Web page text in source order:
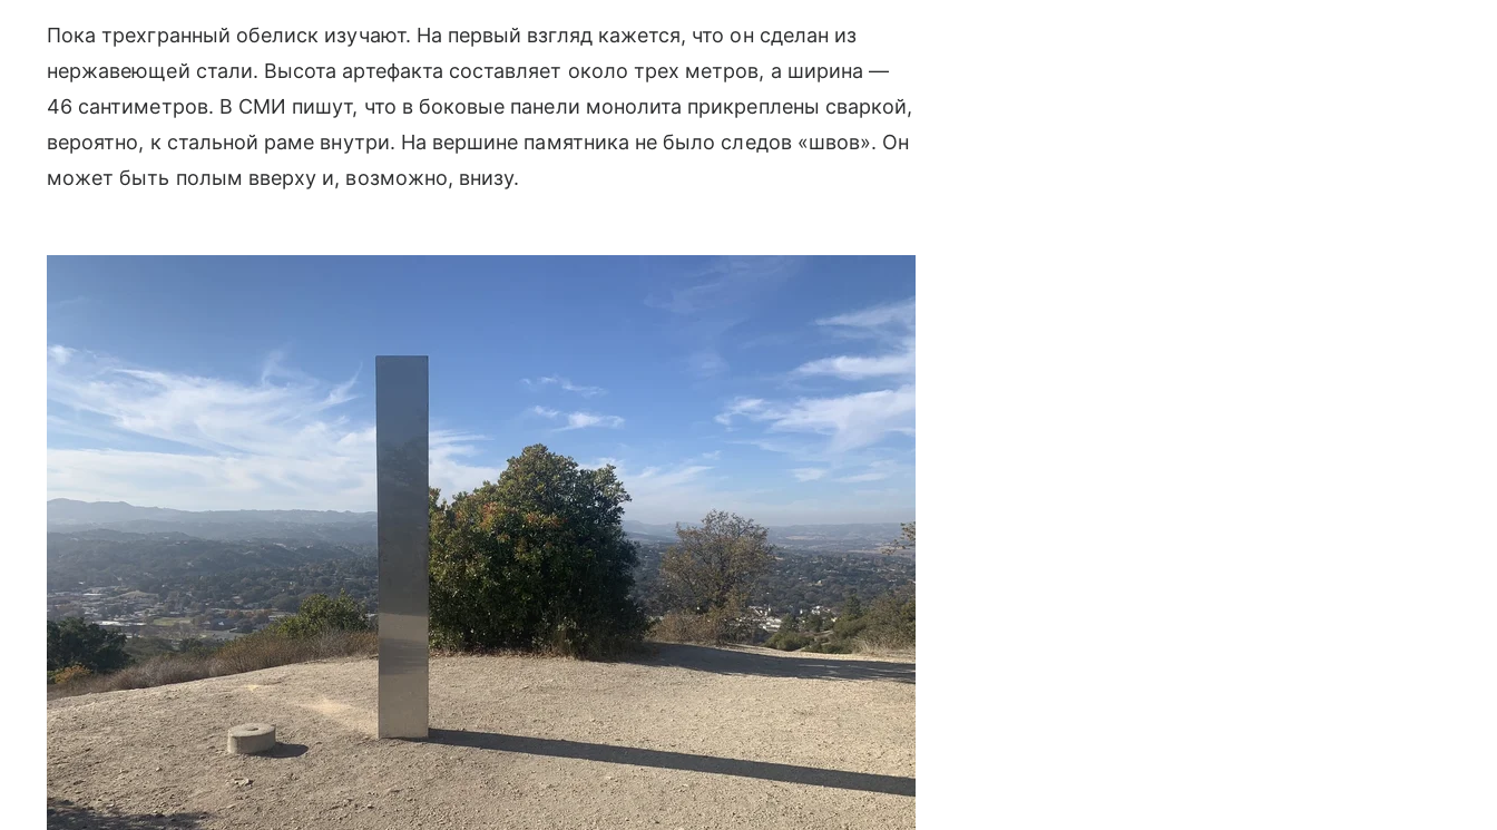
Пока трехгранный обелиск изучают. На первый взгляд кажется, что он сделан из
нержавеющей стали. Высота артефакта составляет около трех метров, а ширина—
46 сантиметров. В СМИ пишут, что в боковые панели монолита прикреплены сваркой,
вероятно, к стальной раме внутри. На вершине памятника не было следов «швов». Он
может быть полым вверху и, возможно, внизу.